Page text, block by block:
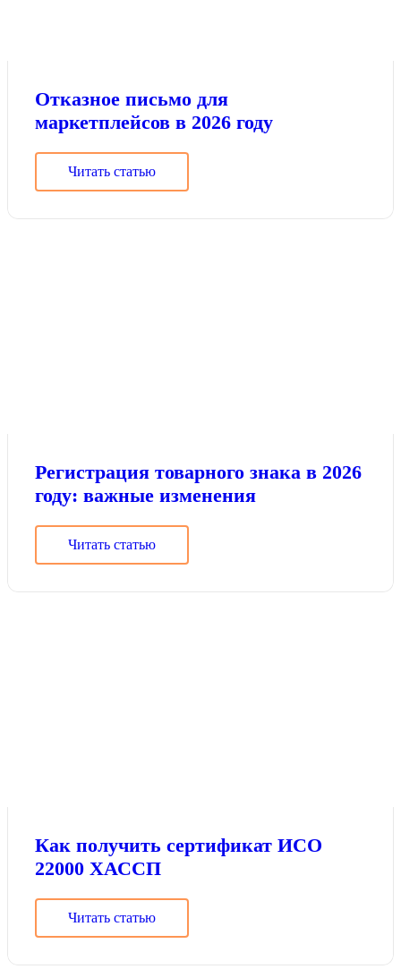
Отказное письмо для
маркетплейсов в 2026 году
Читать статью
Регистрация товарного знака в 2026
году: важные изменения
Читать статью
Как получить сертификат ИСО
22000 ХАССП
Читать статью